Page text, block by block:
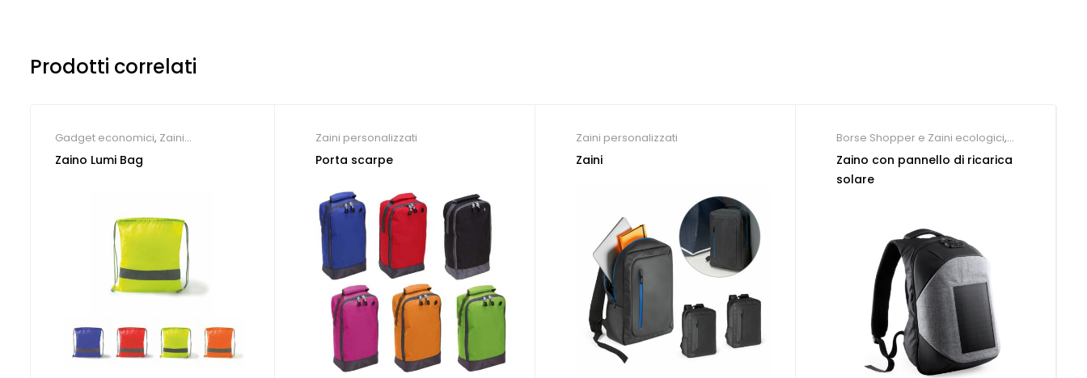
Prodotti correlati
Gadget economici, Zaini
personalizzati
Zaino Lumi Bag
Zaini personalizzati
Porta scarpe
Zaini personalizzati
Zaini
Borse Shopper e Zaini ecologici,
Zaini personalizzati
Zaino con pannello di ricarica
solare